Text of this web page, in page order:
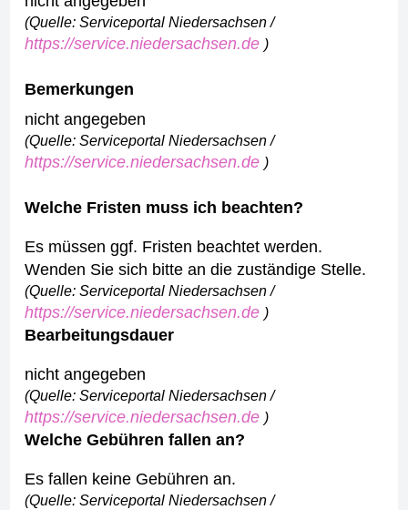
(Quelle: Serviceportal Niedersachsen /
https://service.niedersachsen.de )
Bemerkungen
nicht angegeben
(Quelle: Serviceportal Niedersachsen /
https://service.niedersachsen.de )
Welche Fristen muss ich beachten?
Es müssen ggf. Fristen beachtet werden.
Wenden Sie sich bitte an die zuständige Stelle.
(Quelle: Serviceportal Niedersachsen /
https://service.niedersachsen.de )
Bearbeitungsdauer
nicht angegeben
(Quelle: Serviceportal Niedersachsen /
https://service.niedersachsen.de )
Welche Gebühren fallen an?
Es fallen keine Gebühren an.
(Quelle: Serviceportal Niedersachsen /